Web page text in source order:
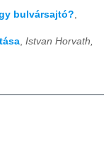
bulvársajtó?
Istvan Horvath,